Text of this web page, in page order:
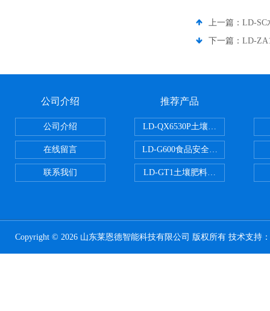
上一篇： LD-SC
下一篇： LD-
公司介绍
公司介绍
在线留言
联系我们
推荐产品
LD-QX6530P土壤氧化还原电位检
LD-G600食品安全检测仪
LD-GT1土壤肥料养分检测仪
Copyright © 2026 山东莱恩德智能科技有限公司 版权所有 技术支持：